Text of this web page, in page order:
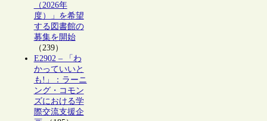
（2026年
度）」を希望
する図書館の
募集を開始
（239）
E2902 – 「わ
かっていいと
も!」：ラーニ
ング・コモン
ズにおける学
際交流支援企